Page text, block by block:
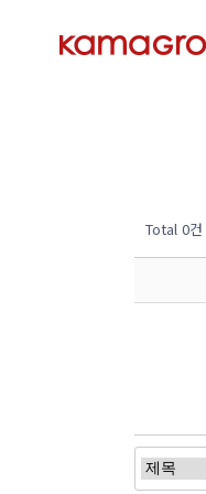
Total 0건